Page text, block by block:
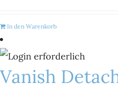
In den Warenkorb
Vanish